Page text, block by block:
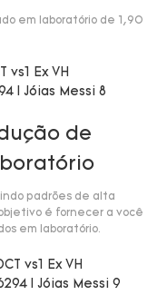
em laboratório de 1,90
de
padrões de alta
é fornecer a você
em laboratório.